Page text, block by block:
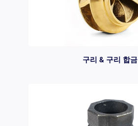
구리 & 구리 합금